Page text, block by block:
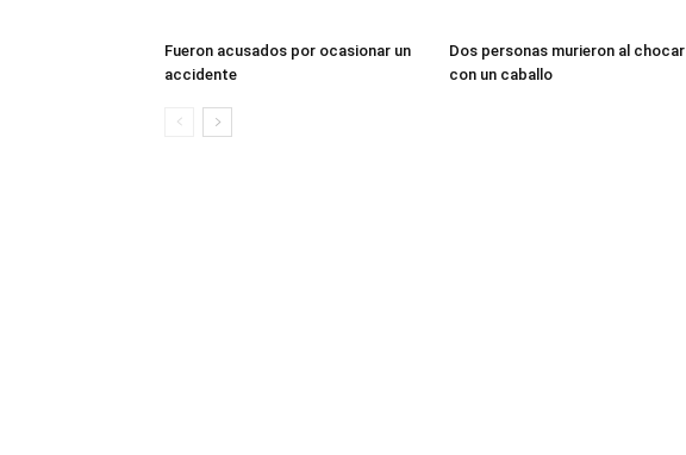
Fueron acusados por ocasionar un
accidente
Dos personas murieron al chocar
con un caballo